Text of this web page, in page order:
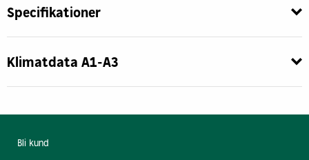
Specifikationer
Klimatdata A1-A3
Bli kund